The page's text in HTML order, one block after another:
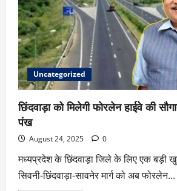
Uncategorized
छिंदवाड़ा को मिलेगी फोरलेन हाईवे की
पंख
August 24, 2025 0
मध्यप्रदेश के छिंदवाड़ा जिले के लिए एक बड़ी
सिवनी-छिंदवाड़ा-सावनेर मार्ग को अब फोरलेन...